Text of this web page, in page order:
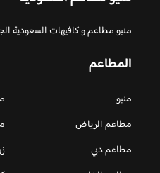
منيو مطاعم و كافيهات السعودية
المطاعم
منيو
مطاعم الرياض
مطاعم دبي